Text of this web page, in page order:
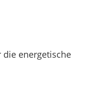
energetische